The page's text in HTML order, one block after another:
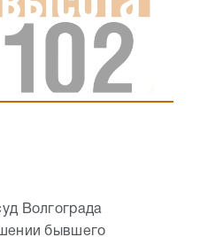
Волгограда
бывшего